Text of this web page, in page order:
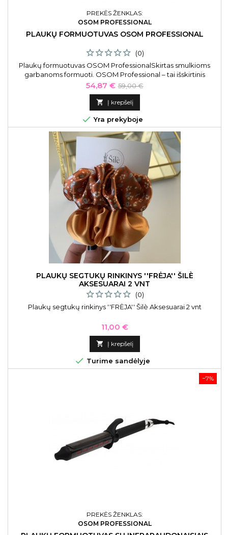
PREKĖS ŽENKLAS:
OSOM PROFESSIONAL
PLAUKŲ FORMUOTUVAS OSOM PROFESSIONAL
(0)
Plaukų formuotuvas OSOM ProfessionalSkirtas smulkioms
garbanoms formuoti. OSOM Professional – tai išskirtinis
plaukų formuotuvas, skirtas specialiai smulkioms garbanoms
formuoti. Šis prietaisas leis suformuoti spindinčias, natūraliai
atrodančias garbanas bei užtikrins ilgai išliekančius rezultatus
Kaina
54,87 € Bazinė
kaina
59,00 €
 Į krepšelį
 Yra prekyboje
PLAUKŲ SEGTUKŲ RINKINYS ''FRĖJA'' ŠILÈ
AKSESUARAI 2 VNT
(0)
Plaukų segtukų rinkinys ''FRĖJA'' Šilè Aksesuarai 2 vnt
Kaina
11,00 €
 Į krepšelį
 Turime sandėlyje
−7%
PREKĖS ŽENKLAS:
OSOM PROFESSIONAL